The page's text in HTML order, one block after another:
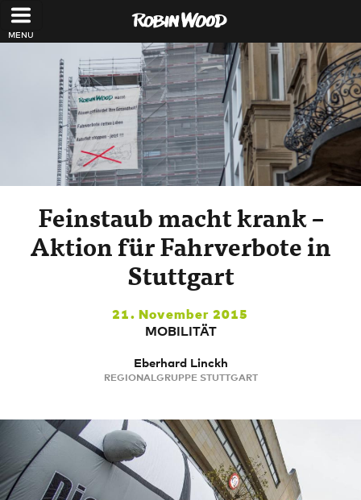
Direkt zum Inhalt
Feinstaub macht krank –
Aktion für Fahrverbote in
Stuttgart
21. November 2015
MOBILITÄT
Eberhard Linckh
REGIONALGRUPPE STUTTGART